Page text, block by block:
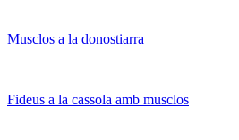
Musclos a la donostiarra
Fideus a la cassola amb musclos